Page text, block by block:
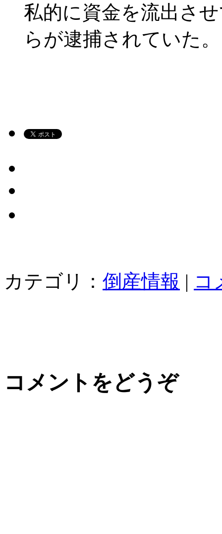
私的に資金を流出さ
らが逮捕されていた。
カテゴリ： 倒産情報 | コ
コメントをどうぞ